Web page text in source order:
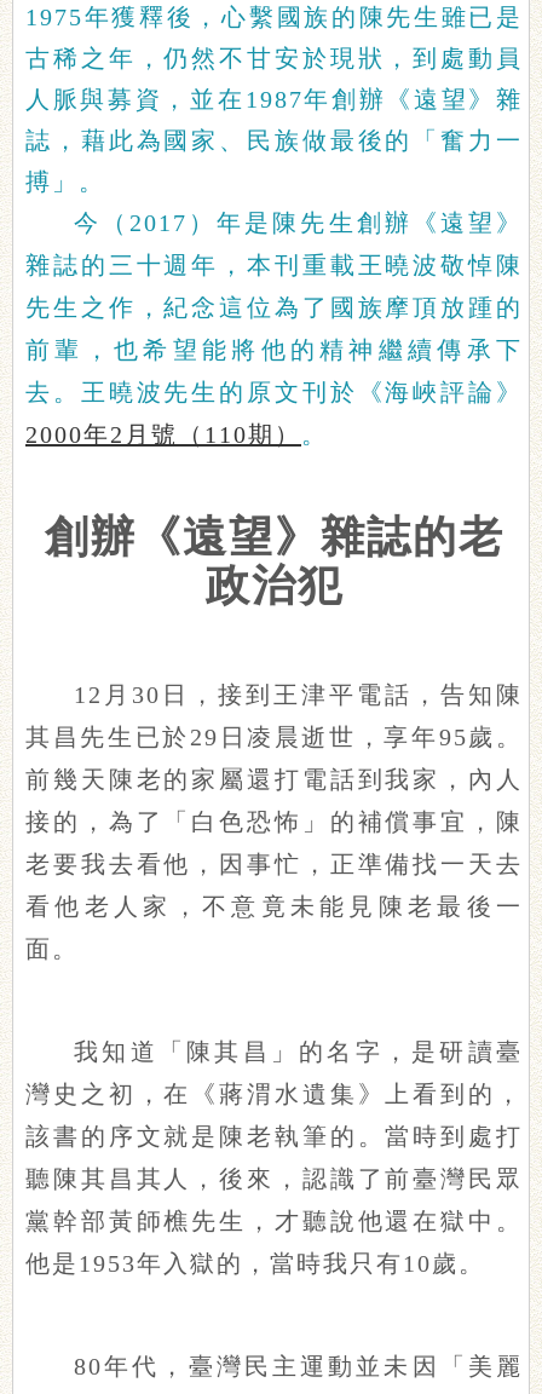
1975年獲釋後，心繫國族的陳先生雖已是
古稀之年，仍然不甘安於現狀，到處動員
人脈與募資，並在1987年創辦《遠望》雜
誌，藉此為國家、民族做最後的「奮力一
搏」。
今（2017）年是陳先生創辦《遠望》
雜誌的三十週年，本刊重載王曉波敬悼陳
先生之作，紀念這位為了國族摩頂放踵的
前輩，也希望能將他的精神繼續傳承下
去。王曉波先生的原文刊於《海峽評論》
2000年2月號（110期） 。
創辦《遠望》雜誌的老
政治犯
12月30日，接到王津平電話，告知陳
其昌先生已於29日凌晨逝世，享年95歲。
前幾天陳老的家屬還打電話到我家，內人
接的，為了「白色恐怖」的補償事宜，陳
老要我去看他，因事忙，正準備找一天去
看他老人家，不意竟未能見陳老最後一
面。
我知道「陳其昌」的名字，是研讀臺
灣史之初，在《蔣渭水遺集》上看到的，
該書的序文就是陳老執筆的。當時到處打
聽陳其昌其人，後來，認識了前臺灣民眾
黨幹部黃師樵先生，才聽說他還在獄中。
他是1953年入獄的，當時我只有10歲。
80年代，臺灣民主運動並未因「美麗